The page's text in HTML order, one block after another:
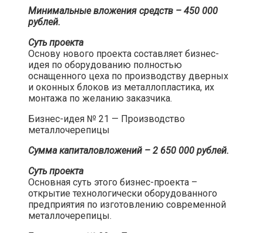
Минимальные вложения средств – 450 000
рублей.
Суть проекта
Основу нового проекта составляет бизнес-
идея по оборудованию полностью
оснащенного цеха по производству дверных
и оконных блоков из металлопластика, их
монтажа по желанию заказчика.​
Бизнес-идея № 21 — Производство
металлочерепицы​
Сумма капиталовложений – 2 650 000 рублей.
Суть проекта
Основная суть этого бизнес-проекта –
открытие технологически оборудованного
предприятия по изготовлению современной
металлочерепицы.​